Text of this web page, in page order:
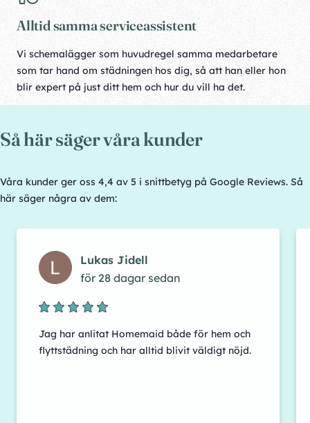
Alltid samma serviceassistent
Vi schemalägger som huvudregel samma medarbetare
som tar hand om städningen hos dig, så att han eller hon
blir expert på just ditt hem och hur du vill ha det.
Så här säger våra kunder
Våra kunder ger oss 4,4 av 5 i snittbetyg på Google Reviews. Så
här säger några av dem:
Lukas Jidell
för 28 dagar sedan
Jag har anlitat Homemaid både för hem och
flyttstädning och har alltid blivit väldigt nöjd.